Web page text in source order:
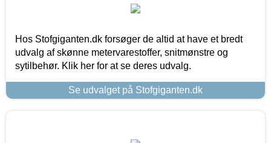
Hos Stofgiganten.dk forsøger de altid at have et bredt
udvalg af skønne metervarestoffer, snitmønstre og
sytilbehør. Klik her for at se deres udvalg.
Se udvalget på Stofgiganten.dk